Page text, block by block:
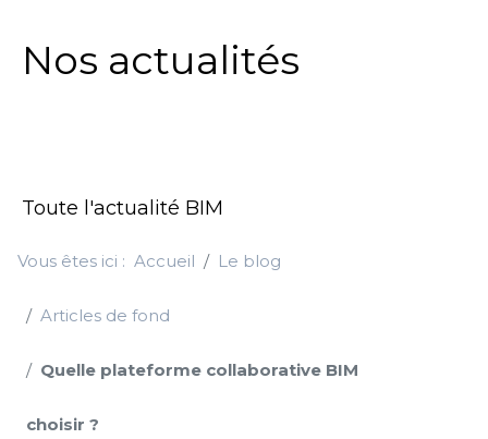
Nos actualités
Toute l'actualité BIM
Vous êtes ici : Accueil Le blog
Articles de fond
Quelle plateforme collaborative BIM
choisir ?